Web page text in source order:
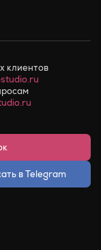
клиентов
в Telegram